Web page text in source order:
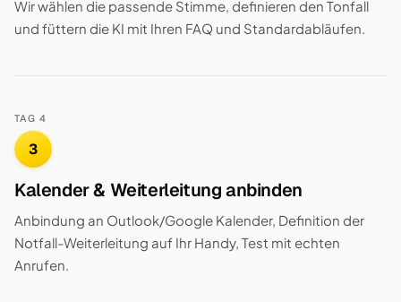
Wir wählen die passende Stimme, definieren den Tonfall
und füttern die KI mit Ihren FAQ und Standardabläufen.
TAG 4
3
Kalender & Weiterleitung anbinden
Anbindung an Outlook/Google Kalender, Definition der
Notfall-Weiterleitung auf Ihr Handy, Test mit echten
Anrufen.